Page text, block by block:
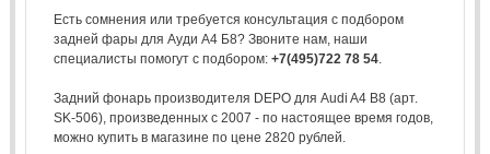
Есть сомнения или требуется консультация с подбором
задней фары для Ауди А4 Б8? Звоните нам, наши
специалисты помогут с подбором: +7(495)722 78 54.
Задний фонарь производителя DEPO для Audi A4 B8 (арт.
SK-506), произведенных с 2007 - по настоящее время годов,
можно купить в магазине по цене 2820 рублей.